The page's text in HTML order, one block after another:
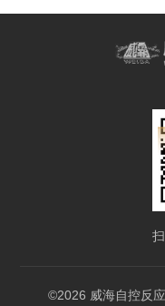
©2026 威海自控反